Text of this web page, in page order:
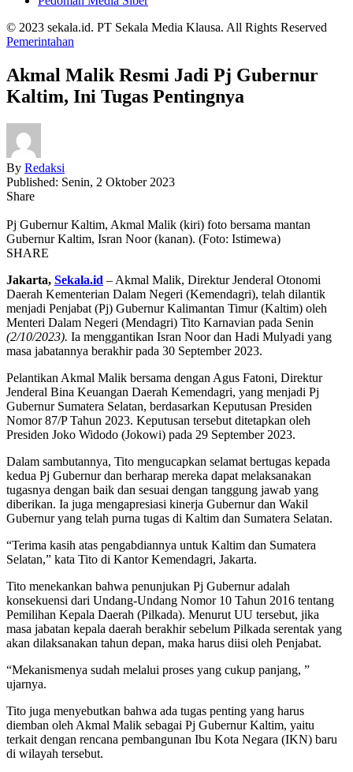
© 2023 sekala.id. PT Sekala Media Klausa. All Rights Reserved
Pemerintahan
Akmal Malik Resmi Jadi Pj Gubernur
Kaltim, Ini Tugas Pentingnya
By Redaksi
Published: Senin, 2 Oktober 2023
Share
Pj Gubernur Kaltim, Akmal Malik (kiri) foto bersama mantan
Gubernur Kaltim, Isran Noor (kanan). (Foto: Istimewa)
SHARE
Jakarta, Sekala.id – Akmal Malik, Direktur Jenderal Otonomi
Daerah Kementerian Dalam Negeri (Kemendagri), telah dilantik
menjadi Penjabat (Pj) Gubernur Kalimantan Timur (Kaltim) oleh
Menteri Dalam Negeri (Mendagri) Tito Karnavian pada Senin
(2/10/2023). Ia menggantikan Isran Noor dan Hadi Mulyadi yang
masa jabatannya berakhir pada 30 September 2023.
Pelantikan Akmal Malik bersama dengan Agus Fatoni, Direktur
Jenderal Bina Keuangan Daerah Kemendagri, yang menjadi Pj
Gubernur Sumatera Selatan, berdasarkan Keputusan Presiden
Nomor 87/P Tahun 2023. Keputusan tersebut ditetapkan oleh
Presiden Joko Widodo (Jokowi) pada 29 September 2023.
Dalam sambutannya, Tito mengucapkan selamat bertugas kepada
kedua Pj Gubernur dan berharap mereka dapat melaksanakan
tugasnya dengan baik dan sesuai dengan tanggung jawab yang
diberikan. Ia juga mengapresiasi kinerja Gubernur dan Wakil
Gubernur yang telah purna tugas di Kaltim dan Sumatera Selatan.
“Terima kasih atas pengabdiannya untuk Kaltim dan Sumatera
Selatan,” kata Tito di Kantor Kemendagri, Jakarta.
Tito menekankan bahwa penunjukan Pj Gubernur adalah
konsekuensi dari Undang-Undang Nomor 10 Tahun 2016 tentang
Pemilihan Kepala Daerah (Pilkada). Menurut UU tersebut, jika
masa jabatan kepala daerah berakhir sebelum Pilkada serentak yang
akan dilaksanakan tahun depan, maka harus diisi oleh Penjabat.
“Mekanismenya sudah melalui proses yang cukup panjang, ”
ujarnya.
Tito juga menyebutkan bahwa ada tugas penting yang harus
diemban oleh Akmal Malik sebagai Pj Gubernur Kaltim, yaitu
terkait dengan rencana pembangunan Ibu Kota Negara (IKN) baru
di wilayah tersebut.